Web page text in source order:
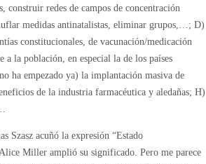
redes de campos de concentración
medidas antinatalistas, eliminar grupos,…; D)
constitucionales, de vacunación/medicación
la población, en especial la de los países
ha empezado ya) la implantación masiva de
de la industria farmacéutica y aledañas; H)
Szasz acuñó la expresión “Estado
Miller amplió su significado. Pero me parece